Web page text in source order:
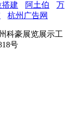
搭建 阿土伯
万
杭州广告网
州科豪展览展示工
号